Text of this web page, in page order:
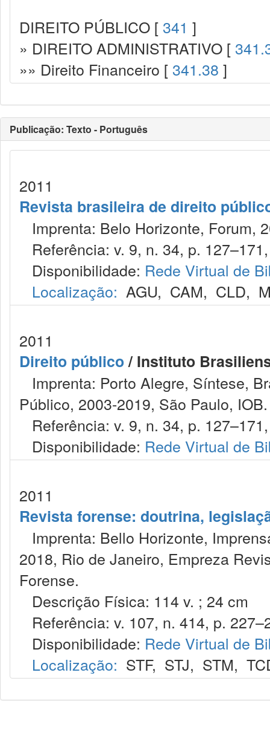
DIREITO PÚBLICO [ 341 ]
» DIREITO ADMINISTRATIVO [
»» Direito Financeiro [ 341.38 ]
Publicação: Texto - Português
2011
Revista brasileira de direito
Imprenta: Belo Horizonte, Forum,
Referência: v. 9, n. 34, p.
Disponibilidade: Rede Virtual de
Localização: AGU, CAM, CLD,
2011
Direito público/ Instituto
Imprenta: Porto Alegre, Síntese,
Público, 2003-2019, São Paulo, IOB.
Referência: v. 9, n. 34, p.
Disponibilidade: Rede Virtual de
2011
Revista forense: doutrina,
Imprenta: Bello Horizonte,
2018, Rio de Janeiro, Empreza
Forense.
Descrição Física: 114 v. ; 24 cm
Referência: v. 107, n. 414, p.
Disponibilidade: Rede Virtual de
Localização: STF, STJ, STM,